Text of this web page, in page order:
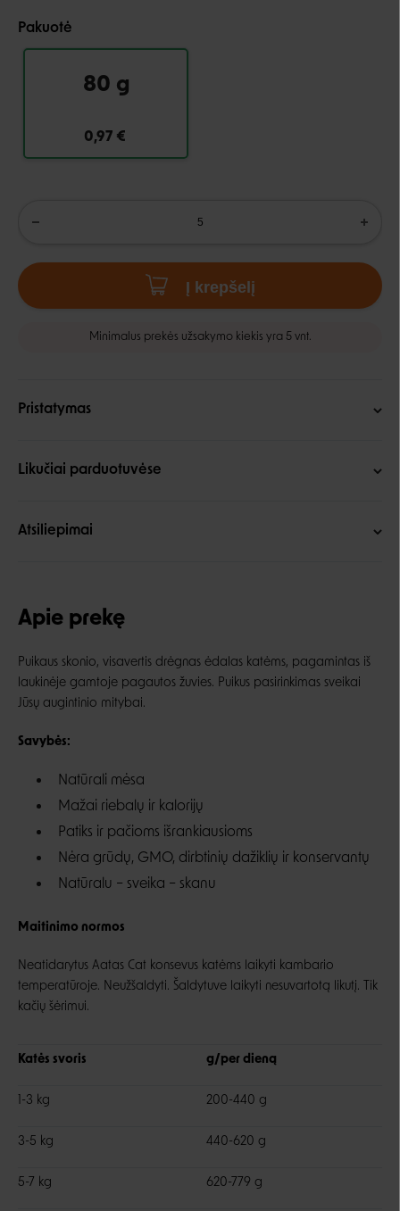
Pakuotė
80 g
0,97 €
Į krepšelį
Minimalus prekės užsakymo kiekis yra 5 vnt.
Pristatymas
Likučiai parduotuvėse
Atsiliepimai
Apie prekę
Puikaus skonio, visavertis drėgnas ėdalas katėms, pagamintas iš
laukinėje gamtoje pagautos žuvies. Puikus pasirinkimas sveikai
Jūsų augintinio mitybai.
Savybės:
Natūrali mėsa
Mažai riebalų ir kalorijų
Patiks ir pačioms išrankiausioms
Nėra grūdų, GMO, dirbtinių dažiklių ir konservantų
Natūralu – sveika – skanu
Maitinimo normos
Neatidarytus Aatas Cat konsevus katėms laikyti kambario
temperatūroje. Neužšaldyti. Šaldytuve laikyti nesuvartotą likutį. Tik
kačių šėrimui.
Katės svoris g/per dieną
1-3 kg 200-440 g
3-5 kg 440-620 g
5-7 kg 620-779 g